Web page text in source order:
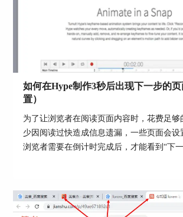
第四步，利用第三步的复制场景，
如何在Hype制作3秒后出现下一步的
置）
为了让浏览者在阅读页面内容时，花费足够
少因阅读过快造成信息遗漏，一些页面会设
浏览者需要在倒计时完成后，才能看到“下